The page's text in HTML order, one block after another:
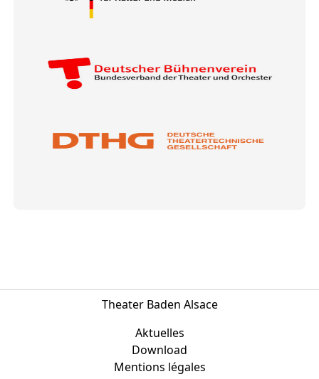
Theater Baden Alsace
Aktuelles
Download
Mentions légales